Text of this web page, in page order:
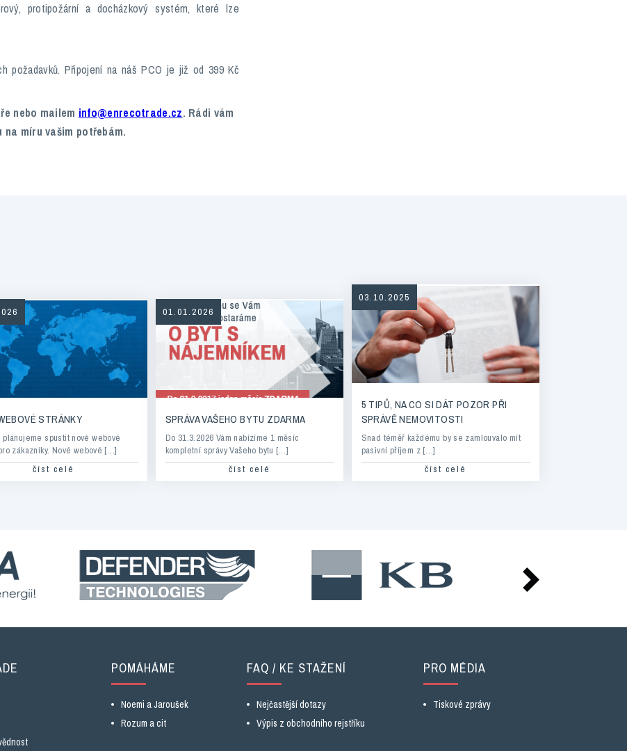
protipožární a docházkový systém, které lze
požadavků. Připojení na náš PCO je již od 399 Kč
nebo mailem info@enrecotrade.cz. Rádi vám
míru vašim potřebám.
STRÁNKY
plánujeme spustit nové webové
zákazníky. Nové webové […]
číst celé
01.01.2026
SPRÁVA VAŠEHO BYTU ZDARMA
Do 31.3.2026 Vám nabízíme 1 měsíc
kompletní správy Vašeho bytu […]
číst celé
03.10.2025
5 TIPŮ, NA CO SI DÁT POZOR PŘI
SPRÁVĚ NEMOVITOSTI
Snad téměř každému by se zamlouvalo mít
pasivní příjem z […]
číst celé
POMÁHÁME
Noemi a Jaroušek
Rozum a cit
FAQ / KE STAŽENÍ
Nejčastější dotazy
Výpis z obchodního rejstříku
PRO MÉDIA
Tiskové zprávy